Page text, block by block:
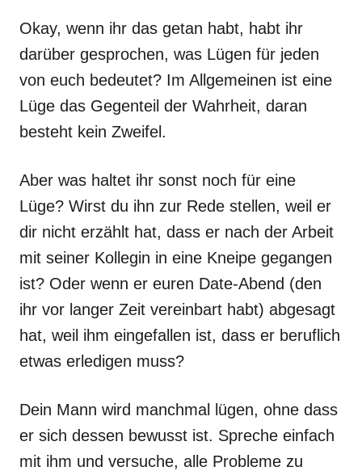
Okay, wenn ihr das getan habt, habt ihr
darüber gesprochen, was Lügen für jeden
von euch bedeutet? Im Allgemeinen ist eine
Lüge das Gegenteil der Wahrheit, daran
besteht kein Zweifel.
Aber was haltet ihr sonst noch für eine
Lüge? Wirst du ihn zur Rede stellen, weil er
dir nicht erzählt hat, dass er nach der Arbeit
mit seiner Kollegin in eine Kneipe gegangen
ist? Oder wenn er euren Date-Abend (den
ihr vor langer Zeit vereinbart habt) abgesagt
hat, weil ihm eingefallen ist, dass er beruflich
etwas erledigen muss?
Dein Mann wird manchmal lügen, ohne dass
er sich dessen bewusst ist. Spreche einfach
mit ihm und versuche, alle Probleme zu